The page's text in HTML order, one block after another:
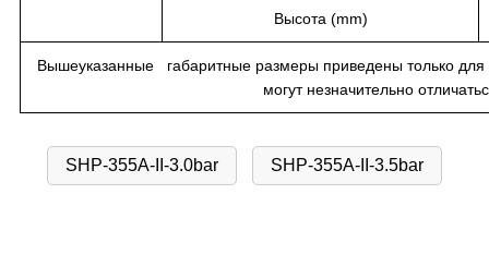
Высота (mm)
Вышеуказанные габаритные размеры приведены только для
могут незначительно
SHP-355A-II-3.0bar SHP-355A-II-3.5bar